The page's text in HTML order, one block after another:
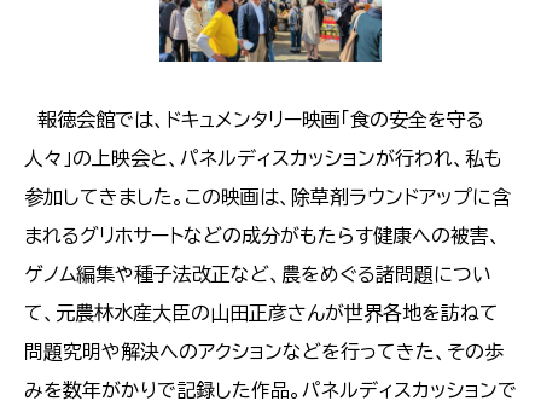
報徳会館では、ドキュメンタリー映画「食の安全を守る
人々」の上映会と、パネルディスカッションが行われ、私も
参加してきました。この映画は、除草剤ラウンドアップに含
まれるグリホサートなどの成分がもたらす健康への被害、
ゲノム編集や種子法改正など、農をめぐる諸問題につい
て、元農林水産大臣の山田正彦さんが世界各地を訪ねて
問題究明や解決へのアクションなどを行ってきた、その歩
みを数年がかりで記録した作品。パネルディスカッションで